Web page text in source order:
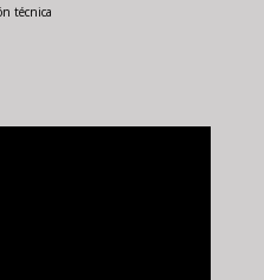
técnica